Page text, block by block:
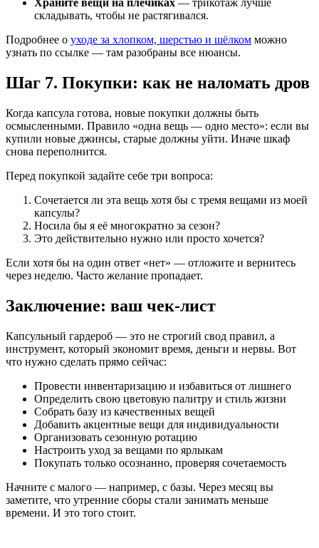
Храните вещи на плечиках — трикотаж лучше
складывать, чтобы не растягивался.
Подробнее о уходе за хлопком, шерстью и шёлком можно
узнать по ссылке — там разобраны все нюансы.
Шаг 7. Покупки: как не наломать дров
Когда капсула готова, новые покупки должны быть
осмысленными. Правило «одна вещь — одно место»: если вы
купили новые джинсы, старые должны уйти. Иначе шкаф
снова переполнится.
Перед покупкой задайте себе три вопроса:
Сочетается ли эта вещь хотя бы с тремя вещами из моей
капсулы?
Носила бы я её многократно за сезон?
Это действительно нужно или просто хочется?
Если хотя бы на один ответ «нет» — отложите и вернитесь
через неделю. Часто желание пропадает.
Заключение: ваш чек-лист
Капсульный гардероб — это не строгий свод правил, а
инструмент, который экономит время, деньги и нервы. Вот
что нужно сделать прямо сейчас:
Провести инвентаризацию и избавиться от лишнего
Определить свою цветовую палитру и стиль жизни
Собрать базу из качественных вещей
Добавить акцентные вещи для индивидуальности
Организовать сезонную ротацию
Настроить уход за вещами по ярлыкам
Покупать только осознанно, проверяя сочетаемость
Начните с малого — например, с базы. Через месяц вы
заметите, что утренние сборы стали занимать меньше
времени. И это того стоит.